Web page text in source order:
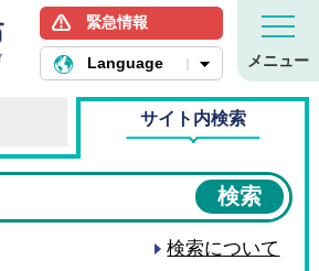
筑西市ホームページ
緊急情報
Language メニュー
サイト内検索
検索について